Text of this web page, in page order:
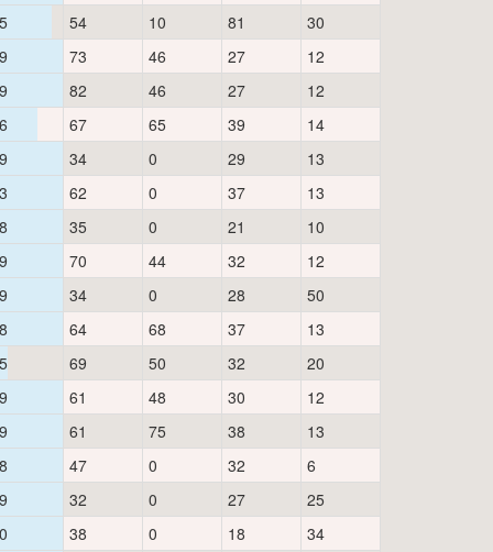
54 10 81
30
73 46 27
12
82 46 27
12
67 65 39
14
34 0 29
13
62 0 37
13
35 0 21
10
70 44 32
12
34 0 28
50
64 68 37
13
69 50 32
20
61 48 30
12
61 75 38
13
47 0 32
6
32 0 27
25
38 0 18
34